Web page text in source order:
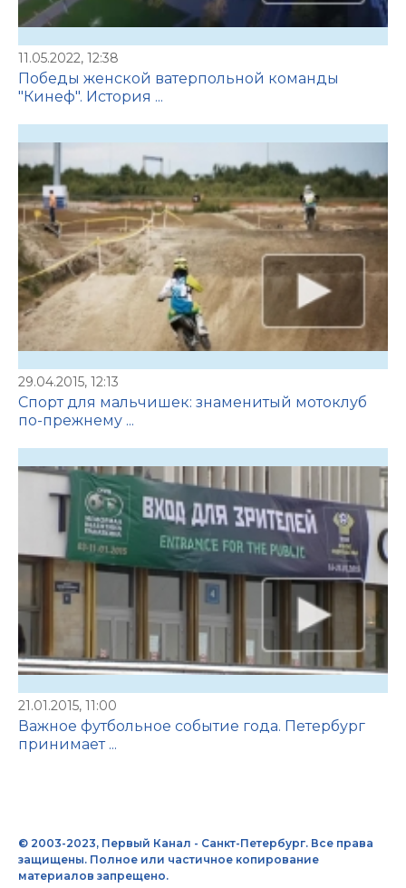
11.05.2022, 12:38
Победы женской ватерпольной команды
"Кинеф". История ...
29.04.2015, 12:13
Спорт для мальчишек: знаменитый мотоклуб
по-прежнему ...
21.01.2015, 11:00
Важное футбольное событие года. Петербург
принимает ...
© 2003-2023, Первый Канал - Санкт-Петербург. Все права
защищены. Полное или частичное копирование
материалов запрещено.